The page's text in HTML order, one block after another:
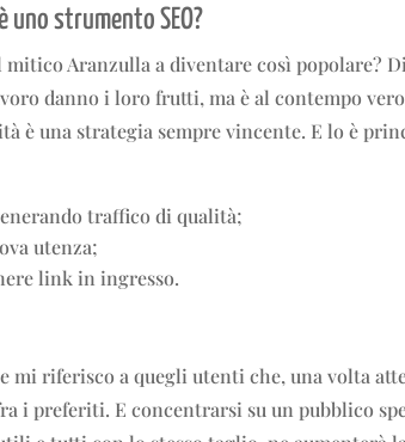
uno strumento SEO?
mitico Aranzulla a diventare così popolare?
danno i loro frutti, ma è al contempo
è una strategia sempre vincente. E lo è
traffico di qualità;
utenza;
link in ingresso.
mi riferisco a quegli utenti che, una volta
i preferiti. E concentrarsi su un pubblico